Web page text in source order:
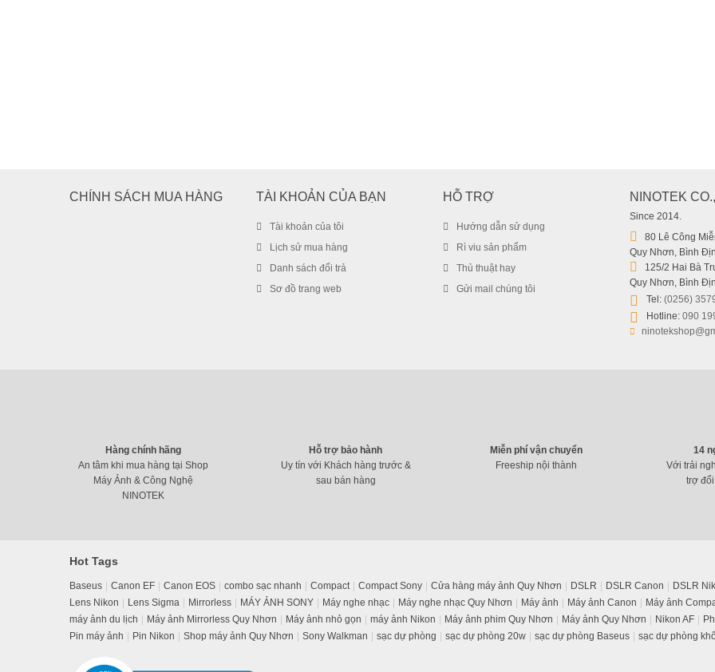
Máy Hút Bụi Cầm Tay Không Dây Baseus A7 Cordless Car
1.339.000₫ 1.239.000
SALE!
CHÍNH SÁCH MUA HÀNG TÀI KHOẢN CỦA BẠN
Tài khoản của tôi
Lịch sử mua hàng
Danh sách đổi trả
Sơ đồ trang web
HỖ TRỢ
Hướng dẫn sử dụng
Rì viu sản phẩm
Thủ thuật hay
Gửi mail chúng tôi
NINOTEK
Since 2014.
80 Lê Công
Quy Nhơn, Bình
125/2 Hai Bà
Quy Nhơn, Bình
Tel: (0256)
Hotline: 090
Hàng chính hãng
An tâm khi mua hàng tại Shop
Máy Ảnh & Công Nghệ
NINOTEK
Hỗ trợ bảo hành
Uy tín với Khách hàng trước &
sau bán hàng
Miễn phí vận chuyển
Freeship nội thành
14
Với trải
trợ
Hot Tags
Baseus Canon EF Canon EOS combo sạc nhanh Compact Compact Sony Cửa hàng máy ảnh Quy Nhơn DSLR DSLR Canon
DSLR
Lens Nikon
Lens Sigma Mirrorless MÁY ẢNH SONY Máy nghe nhạc Máy nghe nhạc Quy Nhơn Máy ảnh Máy ảnh Canon
Máy ảnh
máy ảnh du lịch
Máy ảnh Mirrorless Quy Nhơn Máy ảnh nhỏ gọn máy ảnh Nikon Máy ảnh phim Quy Nhơn Máy ảnh Quy Nhơn Nikon AF
Pin máy ảnh
Pin Nikon Shop máy ảnh Quy Nhơn Sony Walkman sạc dự phòng sạc dự phòng 20w sạc dự phòng Baseus sạc dự phòng